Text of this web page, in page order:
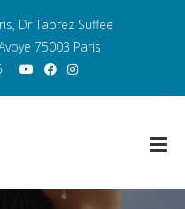
Dr Tabrez Suffee
75003 Paris